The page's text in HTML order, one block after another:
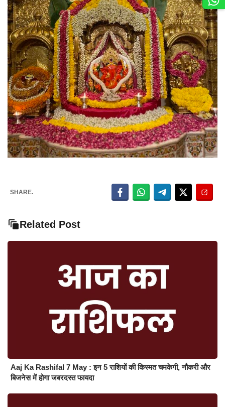
SHARE.
Related Post
Aaj Ka Rashifal 7 May : इन 5 राशियों की किस्मत चमकेगी, नौकरी और
बिजनेस में होगा जबरदस्त फायदा